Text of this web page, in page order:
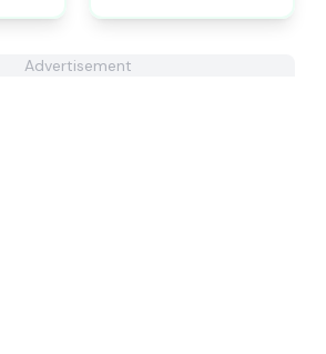
Advertisement